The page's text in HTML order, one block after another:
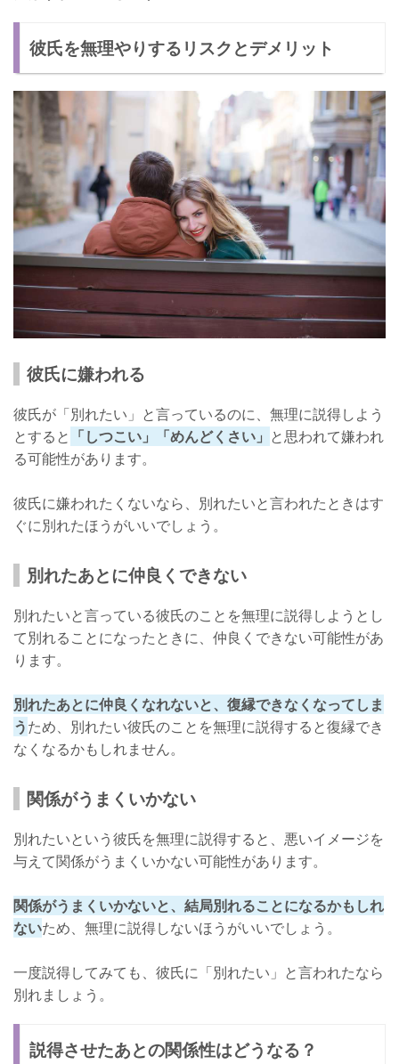
彼氏を無理やりするリスクとデメリット
彼氏に嫌われる
彼氏が「別れたい」と言っているのに、無理に説得しよう
とすると 「しつこい」「めんどくさい」 と思われて嫌われ
る可能性があります。
彼氏に嫌われたくないなら、別れたいと言われたときはす
ぐに別れたほうがいいでしょう。
別れたあとに仲良くできない
別れたいと言っている彼氏のことを無理に説得しようとし
て別れることになったときに、仲良くできない可能性があ
ります。
別れたあとに仲良くなれないと、復縁できなくなってしま
うため、別れたい彼氏のことを無理に説得すると復縁でき
なくなるかもしれません。
関係がうまくいかない
別れたいという彼氏を無理に説得すると、悪いイメージを
与えて関係がうまくいかない可能性があります。
関係がうまくいかないと、結局別れることになるかもしれ
ないため、無理に説得しないほうがいいでしょう。
一度説得してみても、彼氏に「別れたい」と言われたなら
別れましょう。
説得させたあとの関係性はどうなる？